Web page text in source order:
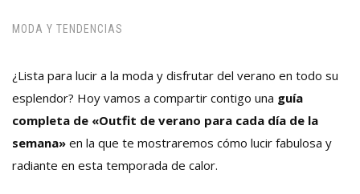
MODA Y TENDENCIAS
¿Lista para lucir a la moda y disfrutar del verano en todo su
esplendor? Hoy vamos a compartir contigo una guía
completa de «Outfit de verano para cada día de la
semana» en la que te mostraremos cómo lucir fabulosa y
radiante en esta temporada de calor.